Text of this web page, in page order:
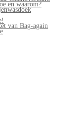
en waarom?
van Bag-again